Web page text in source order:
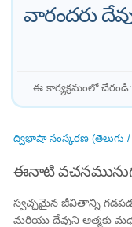
వారందరు
ఈ కార్యక్రమంలో చేరండి:
ద్విభాషా సంస్కరణ (తెలుగు /
ఈనాటి
స్వచ్ఛమైన జీవితాన్ని
మరియు దేవుని ఆత్మకు